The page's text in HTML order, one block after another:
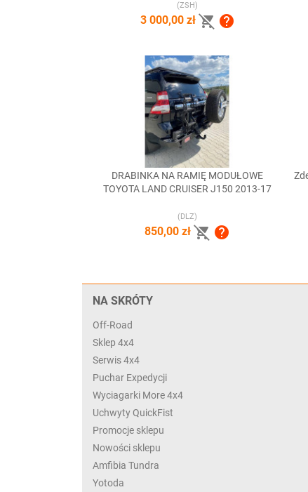
(ZSH)
3 000,00 zł  
Szybki podgląd
DRABINKA NA RAMIĘ MODUŁOWE
TOYOTA LAND CRUISER J150 2013-17
(DLZ)
850,00 zł  
NA SKRÓTY
Off-Road
Sklep 4x4
Serwis 4x4
Puchar Expedycji
Wyciagarki More 4x4
Uchwyty QuickFist
Promocje sklepu
Nowości sklepu
Amfibia Tundra
Yotoda